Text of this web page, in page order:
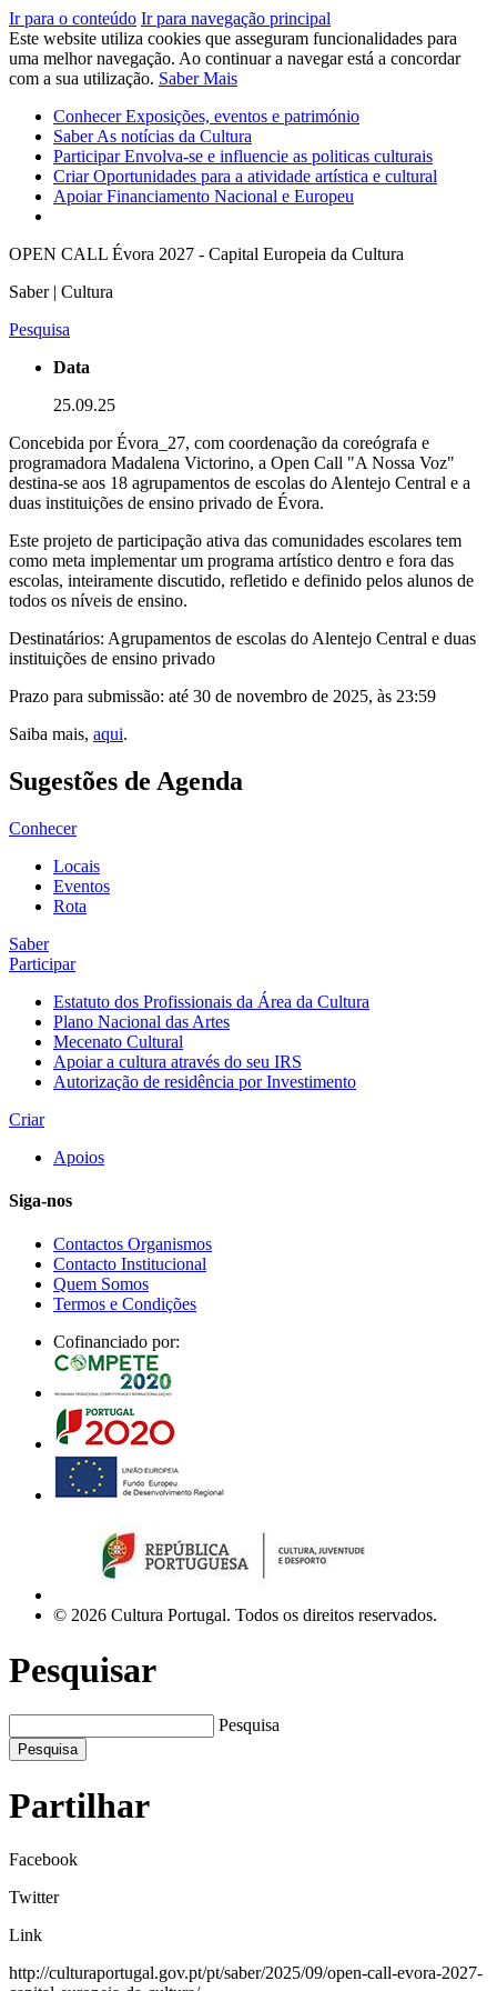
Ir para o conteúdo Ir para navegação principal
Este website utiliza cookies que asseguram funcionalidades para
uma melhor navegação. Ao continuar a navegar está a concordar
com a sua utilização. Saber Mais
ConhecerExposições, eventos e património
SaberAs notícias da Cultura
ParticiparEnvolva-se e influencie as politicas culturais
CriarOportunidades para a atividade artística e cultural
ApoiarFinanciamento Nacional e Europeu
OPEN CALL Évora 2027 - Capital Europeia da Cultura
Saber | Cultura
Pesquisa
Data
25.09.25
Concebida por Évora_27, com coordenação da coreógrafa e
programadora Madalena Victorino, a Open Call "A Nossa Voz"
destina-se aos 18 agrupamentos de escolas do Alentejo Central e a
duas instituições de ensino privado de Évora.
Este projeto de participação ativa das comunidades escolares tem
como meta implementar um programa artístico dentro e fora das
escolas, inteiramente discutido, refletido e definido pelos alunos de
todos os níveis de ensino.
Destinatários: Agrupamentos de escolas do Alentejo Central e duas
instituições de ensino privado
Prazo para submissão: até 30 de novembro de 2025, às 23:59
Saiba mais, aqui.
Sugestões de Agenda
Conhecer
Locais
Eventos
Rota
Saber
Participar
Estatuto dos Profissionais da Área da Cultura
Plano Nacional das Artes
Mecenato Cultural
Apoiar a cultura através do seu IRS
Autorização de residência por Investimento
Criar
Apoios
Siga-nos
Contactos Organismos
Contacto Institucional
Quem Somos
Termos e Condições
Cofinanciado por:
© 2026 Cultura Portugal. Todos os direitos reservados.
Pesquisar
Pesquisa
Pesquisa
Partilhar
Facebook
Twitter
Link
http://culturaportugal.gov.pt/pt/saber/2025/09/open-call-evora-2027-